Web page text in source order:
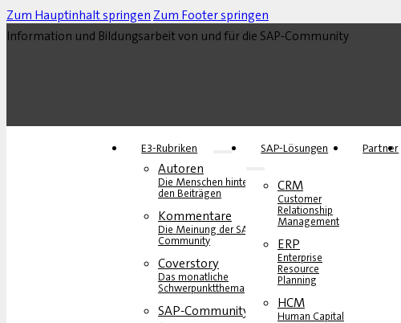
Zum Hauptinhalt springen Zum Footer springen
Information und Bildungsarbeit von und für die SAP-Community
E3-Rubriken
Autoren
Die Menschen hinter
den Beiträgen
Kommentare
Die Meinung der SAP-
Community
Coverstory
Das monatliche
Schwerpunktthema
SAP-Community-
SAP-Lösungen
CRM
Customer
Relationship
Management
ERP
Enterprise
Resource
Planning
HCM
Human Capital
Partner